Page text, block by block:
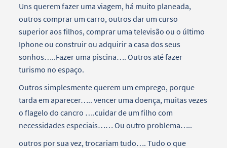
Uns querem fazer uma viagem, há muito planeada,
outros comprar um carro, outros dar um curso
superior aos filhos, comprar uma televisão ou o último
Iphone ou construir ou adquirir a casa dos seus
sonhos…..Fazer uma piscina…. Outros até fazer
turismo no espaço.
Outros simplesmente querem um emprego, porque
tarda em aparecer….. vencer uma doença, muitas vezes
o flagelo do cancro ….cuidar de um filho com
necessidades especiais…… Ou outro problema…..
outros por sua vez, trocariam tudo…. Tudo o que